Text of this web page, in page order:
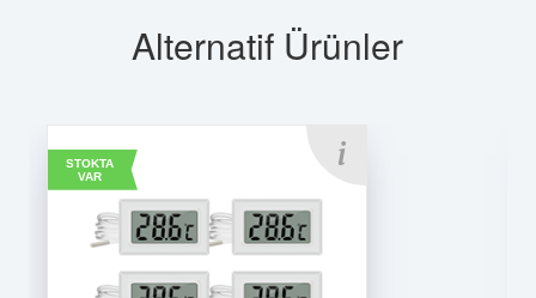
Alternatif Ürünler
STOKTA
VAR